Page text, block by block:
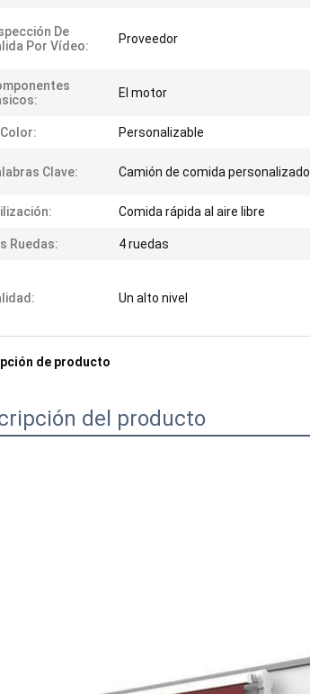
De
Por Vídeo:
Proveedor
El motor
Personalizable
Clave: Camión de comida personalizado
Comida rápida al aire libre
Ruedas: 4 ruedas
Un alto nivel
de producto
del producto